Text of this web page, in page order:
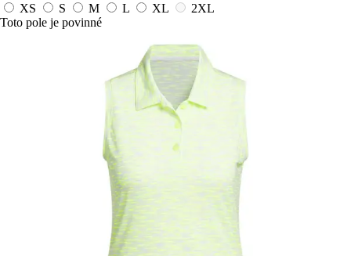
XS
S M L XL
2XL
Toto pole je povinné